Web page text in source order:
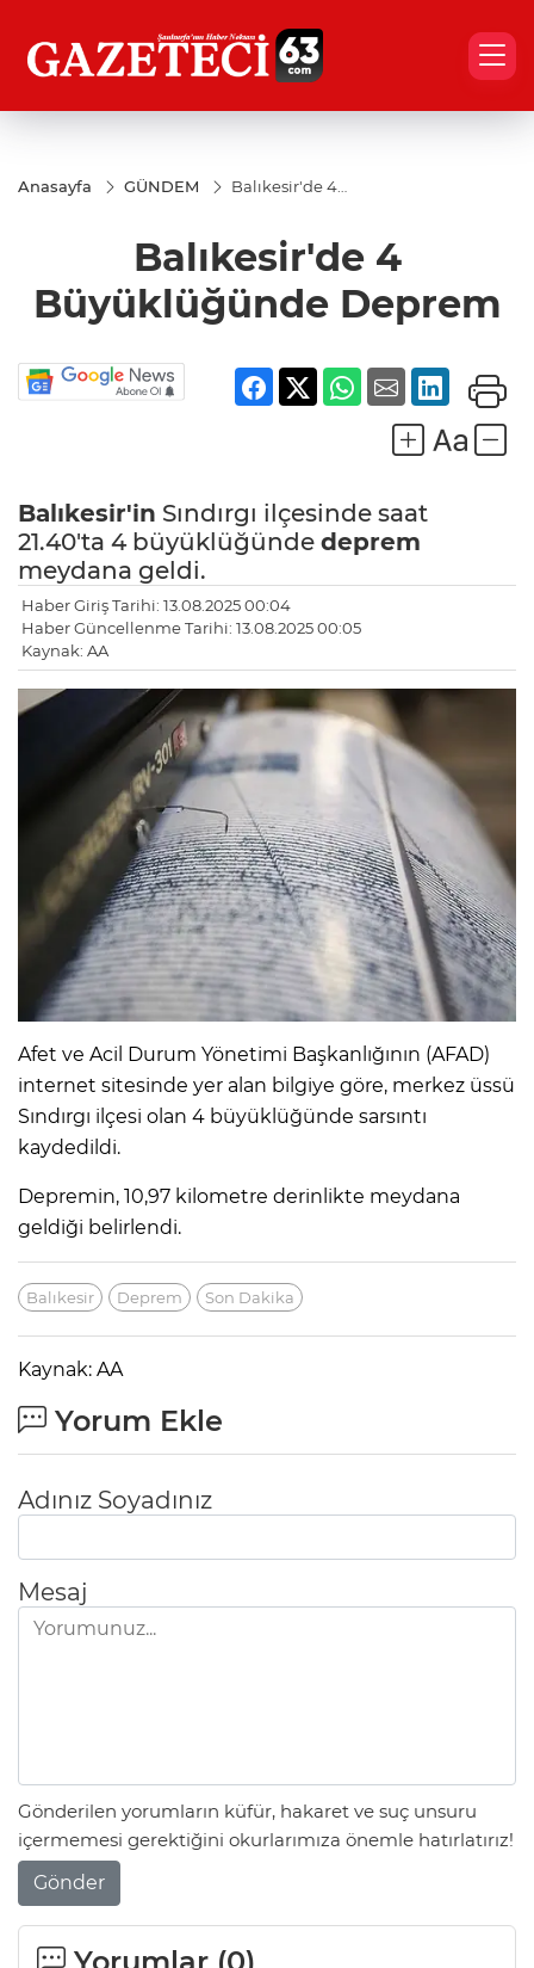
Anasayfa GÜNDEM
Balıkesir'de 4
Balıkesir'de 4
Büyüklüğünde Deprem
Balıkesir'in Sındırgı ilçesinde saat
21.40'ta 4 büyüklüğünde deprem
meydana geldi.
Haber Giriş Tarihi: 13.08.2025 00:04
Haber Güncellenme Tarihi: 13.08.2025 00:05
Kaynak: AA
Afet ve Acil Durum Yönetimi Başkanlığının (AFAD)
internet sitesinde yer alan bilgiye göre, merkez üssü
Sındırgı ilçesi olan 4 büyüklüğünde sarsıntı
kaydedildi.
Depremin, 10,97 kilometre derinlikte meydana
geldiği belirlendi.
Balıkesir Deprem Son Dakika
Kaynak: AA
Yorum Ekle
Adınız Soyadınız
Mesaj
Gönderilen yorumların küfür, hakaret ve suç unsuru
içermemesi gerektiğini okurlarımıza önemle hatırlatırız!
Gönder